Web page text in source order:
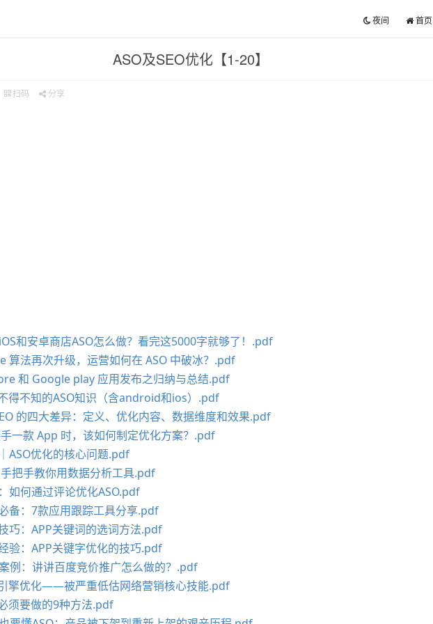
夜间 首页
ASO及SEO优化【1-20】
扫码 分享
iOS和安卓商店ASO怎么做？看完这5000字就够了！.pdf
算法再次升级，运营如何在 ASO 中破冰？.pdf
和 Google play 应用发布之归纳与总结.pdf
得不知的ASO知识（含android和ios）.pdf
的四大差异：定义、优化内容、数据维度和效果.pdf
一款 App 时，该如何制定优化方案？.pdf
ASO优化的核心问题.pdf
把手教你用数据分析工具.pdf
如何通过评论优化ASO.pdf
备：7款应用跟踪工具分享.pdf
巧：APP关键词的选词方法.pdf
验：APP关键字优化的技巧.pdf
例：讲讲百度竞价推广怎么做的？.pdf
擎优化——被严重低估网络营销核心技能.pdf
须要做的9种方法.pdf